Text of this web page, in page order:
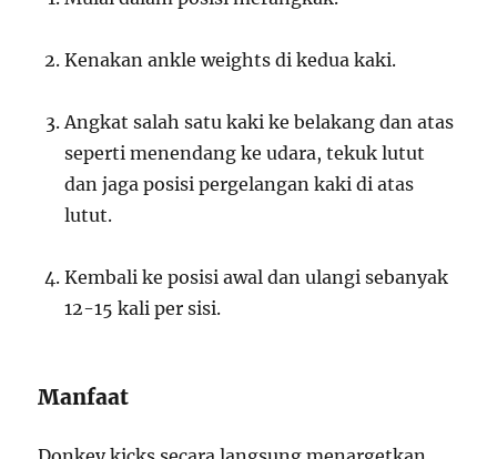
Kenakan ankle weights di kedua kaki.
Angkat salah satu kaki ke belakang dan atas
seperti menendang ke udara, tekuk lutut
dan jaga posisi pergelangan kaki di atas
lutut.
Kembali ke posisi awal dan ulangi sebanyak
12-15 kali per sisi.
Manfaat